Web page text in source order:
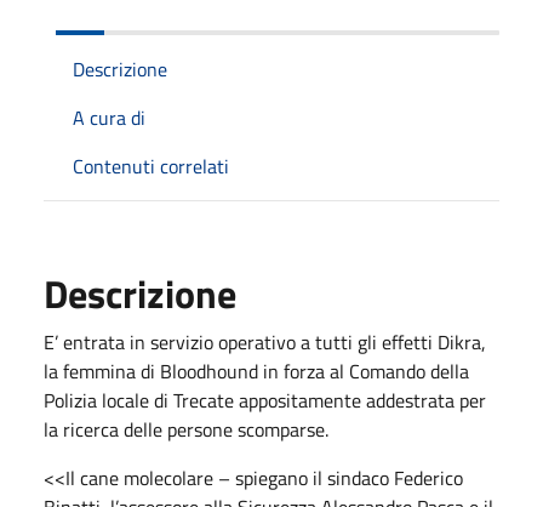
Descrizione
A cura di
Contenuti correlati
Descrizione
E’ entrata in servizio operativo a tutti gli effetti Dikra,
la femmina di Bloodhound in forza al Comando della
Polizia locale di Trecate appositamente addestrata per
la ricerca delle persone scomparse.
<<Il cane molecolare – spiegano il sindaco Federico